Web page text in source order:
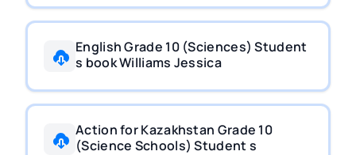
English Grade 10 (Sciences) Student
s book Williams Jessica
Action for Kazakhstan Grade 10
(Science Schools) Student s